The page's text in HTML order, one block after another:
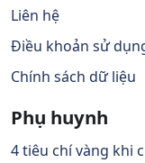
Liên hệ
Điều khoản sử
Chính sách dữ liệu
Phụ huynh
4 tiêu chí vàng khi